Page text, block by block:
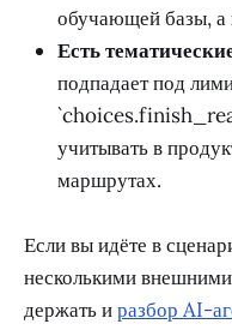
обучающей базы, а
Есть
подпадает под
учитывать в
маршрутах.
Если вы идёте в
несколькими
держать иразбор AI-